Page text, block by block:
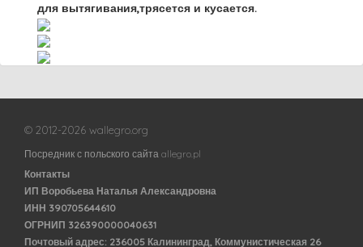
для вытягивания,трясется и кусается.
© 2012-2026 wallegro.org
Посредник с польского сайта allegro.pl
Контакты
ИП Воробьева Наталья Александровна
ИНН 390705644610
ОГРНИП 326390000040631
Почтовый адрес: 236005 Калининград, Коммунистическая 26